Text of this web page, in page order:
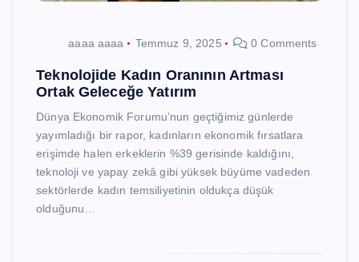
aaaa aaaa Temmuz 9, 2025 0 Comments
Teknolojide Kadın Oranının Artması
Ortak Geleceğe Yatırım
Dünya Ekonomik Forumu’nun geçtiğimiz günlerde
yayımladığı bir rapor, kadınların ekonomik fırsatlara
erişimde halen erkeklerin %39 gerisinde kaldığını,
teknoloji ve yapay zekâ gibi yüksek büyüme vadeden
sektörlerde kadın temsiliyetinin oldukça düşük
olduğunu…